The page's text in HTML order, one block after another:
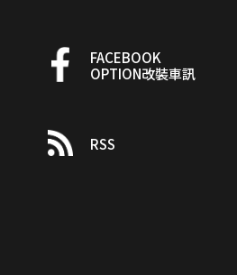
FACEBOOK
OPTION改裝車訊
RSS